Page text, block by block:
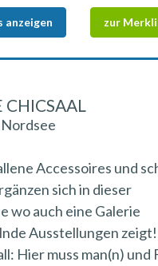
anzeigen zur
CHICSAAL
Accessoires und
sich in dieser
wo auch eine Galerie
Ausstellungen
Hier muss man(n) und